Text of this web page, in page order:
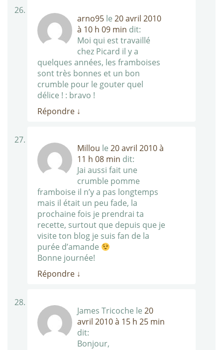
arno95 le 20 avril 2010
à 10 h 09 min dit:
Moi qui est travaillé
chez Picard il y a
quelques années, les framboises
sont très bonnes et un bon
crumble pour le gouter quel
délice ! : bravo !
Répondre ↓
Millou le 20 avril 2010 à
11 h 08 min dit:
Jai aussi fait une
crumble pomme
framboise il n’y a pas longtemps
mais il était un peu fade, la
prochaine fois je prendrai ta
recette, surtout que depuis que je
visite ton blog je suis fan de la
purée d’amande
Bonne journée!
Répondre ↓
James Tricoche le 20
avril 2010 à 15 h 25 min
dit:
Bonjour,